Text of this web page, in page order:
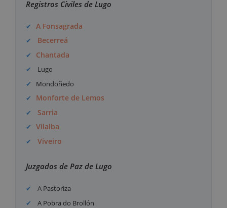
Registros Civiles de Lugo
A Fonsagrada
Becerreá
Chantada
Lugo
Mondoñedo
Monforte de Lemos
Sarria
Vilalba
Viveiro
Juzgados de Paz de Lugo
A Pastoriza
A Pobra do Brollón